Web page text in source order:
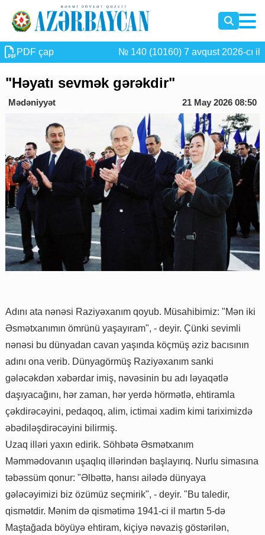
PDF çap № 140 (10160) 7 avqust 2026-cı il
"Həyatı sevmək gərəkdir"
Mədəniyyət 21 May 2026 08:50
Adını ata nənəsi Raziyəxanım qoyub. Müsahibimiz: "Mən iki
Əsmətxanımın ömrünü yaşayıram", - deyir. Çünki sevimli
nənəsi bu dünyadan cavan yaşında köçmüş əziz bacısının
adını ona verib. Dünyagörmüş Raziyəxanım sanki
gələcəkdən xəbərdar imiş, nəvəsinin bu adı ləyaqətlə
daşıyacağını, hər zaman, hər yerdə hörmətlə, ehtiramla
çəkdirəcəyini, pedaqoq, alim, ictimai xadim kimi tariximizdə
əbədiləşdirəcəyini bilirmiş.
Uzaq illəri yaxın edirik. Söhbətə Əsmətxanım
Məmmədovanın uşaqlıq illərindən başlayırıq. Nurlu simasına
təbəssüm qonur: "Əlbəttə, hansı ailədə dünyaya
gələcəyimizi biz özümüz seçmirik", - deyir. "Bu taledir,
qismətdir. Mənim də qismətimə 1941-ci il martın 5-də
Maştağada böyüyə ehtiram, kiçiyə nəvaziş göstərilən,